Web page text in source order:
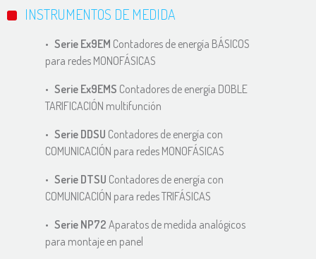
INSTRUMENTOS DE MEDIDA
Serie Ex9EM Contadores de energía BÁSICOS
para redes MONOFÁSICAS
Serie Ex9EMS Contadores de energía DOBLE
TARIFICACIÓN multifunción
Serie DDSU Contadores de energía con
COMUNICACIÓN para redes MONOFÁSICAS
Serie DTSU Contadores de energía con
COMUNICACIÓN para redes TRIFÁSICAS
Serie NP72 Aparatos de medida analógicos
para montaje en panel